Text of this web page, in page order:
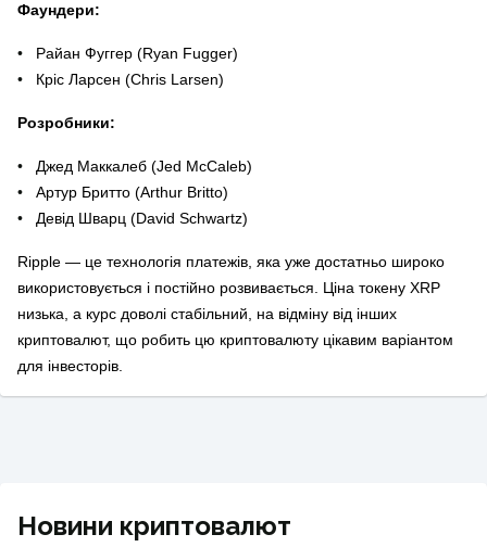
Фаундери:
Райан Фуггер (Ryan Fugger)
Кріс Ларсен (Chris Larsen)
Розробники:
Джед Маккалеб (Jed McCaleb)
Артур Бритто (Arthur Britto)
Девід Шварц (David Schwartz)
Ripple — це технологія платежів, яка уже достатньо широко
використовується і постійно розвивається. Ціна токену XRP
низька, а курс доволі стабільний, на відміну від інших
криптовалют, що робить цю криптовалюту цікавим варіантом
для інвесторів.
Новини криптовалют